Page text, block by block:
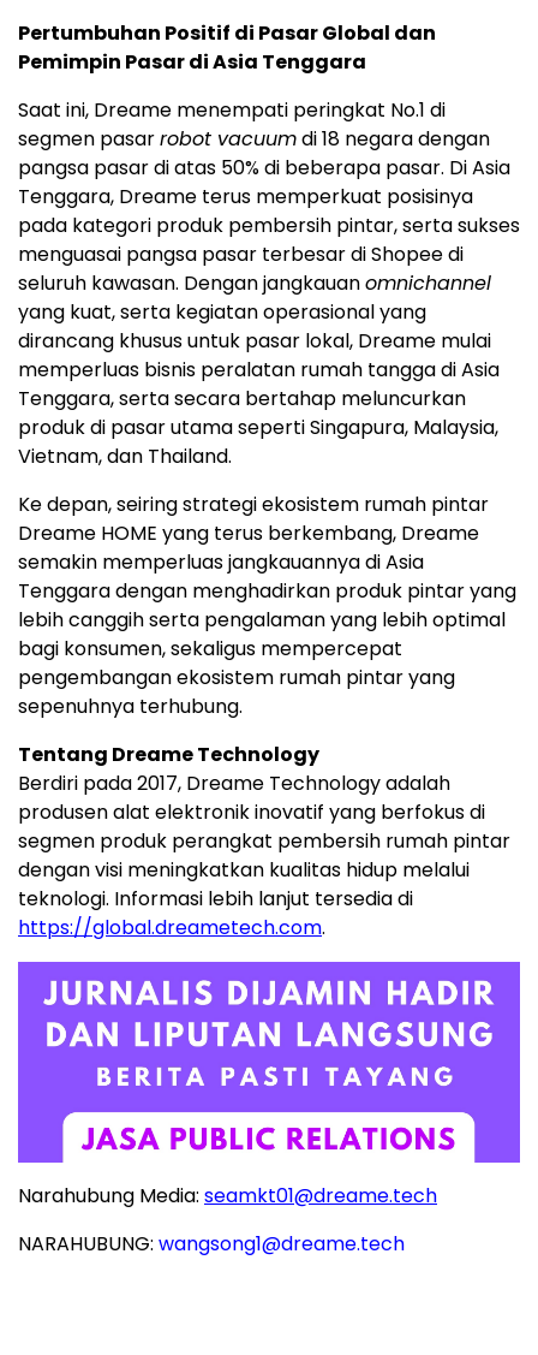
Pertumbuhan Positif di Pasar Global dan
Pemimpin Pasar di Asia Tenggara
Saat ini, Dreame menempati peringkat No.1 di
segmen pasarrobot vacuumdi 18 negara dengan
pangsa pasar di atas 50% di beberapa pasar. Di Asia
Tenggara, Dreame terus memperkuat posisinya
pada kategori produk pembersih pintar, serta sukses
menguasai pangsa pasar terbesar di Shopee di
seluruh kawasan. Dengan jangkauanomnichannel
yang kuat, serta kegiatan operasional yang
dirancang khusus untuk pasar lokal, Dreame mulai
memperluas bisnis peralatan rumah tangga di Asia
Tenggara, serta secara bertahap meluncurkan
produk di pasar utama seperti Singapura, Malaysia,
Vietnam, dan Thailand.
Ke depan, seiring strategi ekosistem rumah pintar
Dreame HOME yang terus berkembang, Dreame
semakin memperluas jangkauannya di Asia
Tenggara dengan menghadirkan produk pintar yang
lebih canggih serta pengalaman yang lebih optimal
bagi konsumen, sekaligus mempercepat
pengembangan ekosistem rumah pintar yang
sepenuhnya terhubung.
Tentang Dreame Technology
Berdiri pada 2017, Dreame Technology adalah
produsen alat elektronik inovatif yang berfokus di
segmen produk perangkat pembersih rumah pintar
dengan visi meningkatkan kualitas hidup melalui
teknologi. Informasi lebih lanjut tersedia di
https://global.dreametech.com.
Narahubung Media: seamkt01@dreame.tech
NARAHUBUNG: wangsong1@dreame.tech